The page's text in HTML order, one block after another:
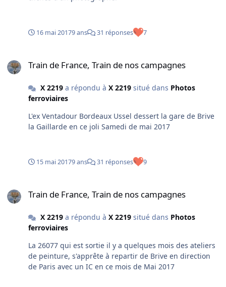
16 mai 20179 ans 31 réponses 7
Train de France, Train de nos campagnes
X 2219a répondu à X 2219situé dans Photos
ferroviaires
L'ex Ventadour Bordeaux Ussel dessert la gare de Brive
la Gaillarde en ce joli Samedi de mai 2017
15 mai 20179 ans 31 réponses 9
Train de France, Train de nos campagnes
X 2219a répondu à X 2219situé dans Photos
ferroviaires
La 26077 qui est sortie il y a quelques mois des ateliers
de peinture, s'apprête à repartir de Brive en direction
de Paris avec un IC en ce mois de Mai 2017